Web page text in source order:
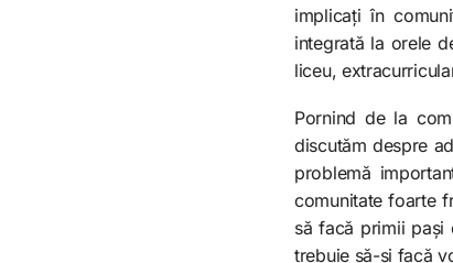
implicați în
integrată la orele
liceu,
Pornind de la
discutăm despre
problemă
comunitate foarte
să facă primii pași
trebuie să-și facă